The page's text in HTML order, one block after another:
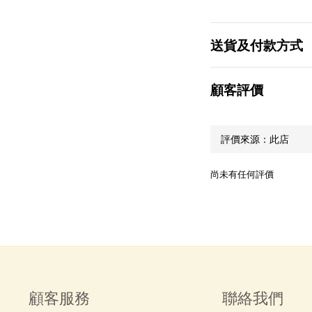
送貨及付款方式
顧客評價
尚未有任何評價
顧客服務 聯絡我們